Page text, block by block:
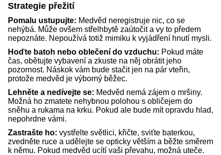
Strategie přežití
Pomalu ustupujte: Medvěd neregistruje nic, co se
nehýbá. Může ovšem střelhbytě zaútočit a vy to předem
nepoznáte. Nepoužívá totiž mimiku k vyjádření hnutí mysli.
Hoďte batoh nebo oblečení do vzduchu: Pokud máte
čas, obětujte vybavení a zkuste na něj obrátit jeho
pozornost. Náskok vám bude stačit jen na pár vteřin,
protože medvěd je výborný běžec.
Lehněte a nedívejte se: Medvěd nemá zájem o mršiny.
Možná ho zmatete nehybnou polohou s obličejem do
sněhu a rukama na krku. Pokud ale bude mít opravdu hlad,
nepohrdne vámi.
Zastrašte ho: vystřelte světlici, křičte, sviťte baterkou,
zvedněte ruce a udělejte se opticky větším a běžte směrem
k němu. Pokud medvěd ucítí vaši převahu, možná uteče.